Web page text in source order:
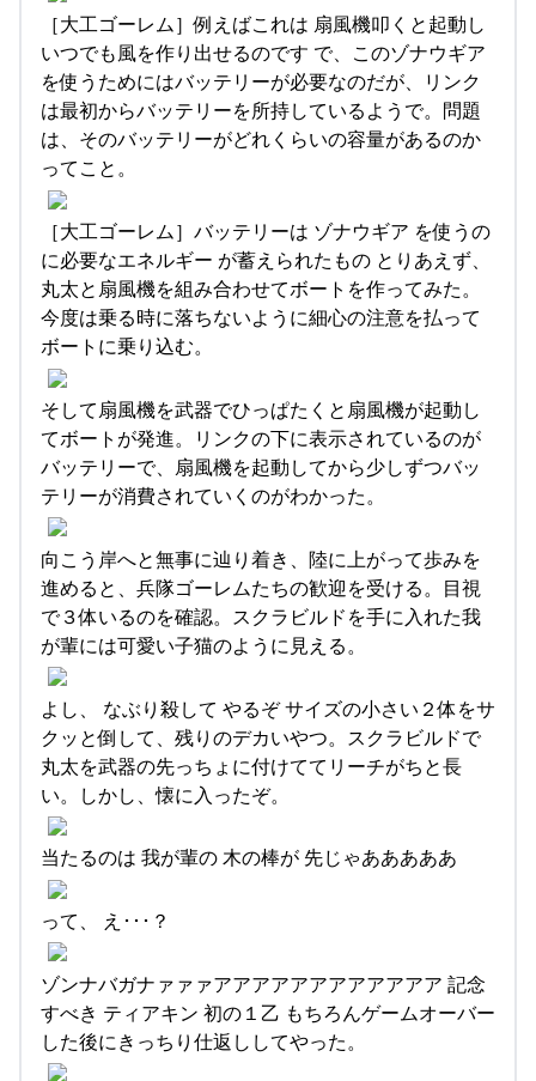
［大工ゴーレム］例えばこれは 扇風機叩くと起動し
いつでも風を作り出せるのです で、このゾナウギア
を使うためにはバッテリーが必要なのだが、リンク
は最初からバッテリーを所持しているようで。問題
は、そのバッテリーがどれくらいの容量があるのか
ってこと。
［大工ゴーレム］バッテリーは ゾナウギア を使うの
に必要なエネルギー が蓄えられたもの とりあえず、
丸太と扇風機を組み合わせてボートを作ってみた。
今度は乗る時に落ちないように細心の注意を払って
ボートに乗り込む。
そして扇風機を武器でひっぱたくと扇風機が起動し
てボートが発進。リンクの下に表示されているのが
バッテリーで、扇風機を起動してから少しずつバッ
テリーが消費されていくのがわかった。
向こう岸へと無事に辿り着き、陸に上がって歩みを
進めると、兵隊ゴーレムたちの歓迎を受ける。目視
で３体いるのを確認。スクラビルドを手に入れた我
が輩には可愛い子猫のように見える。
よし、 なぶり殺して やるぞ サイズの小さい２体をサ
クッと倒して、残りのデカいやつ。スクラビルドで
丸太を武器の先っちょに付けててリーチがちと長
い。しかし、懐に入ったぞ。
当たるのは 我が輩の 木の棒が 先じゃあああああ
って、 え･･･？
ゾンナバガナァァァアアアアアアアアアアアア 記念
すべき ティアキン 初の１乙 もちろんゲームオーバー
した後にきっちり仕返ししてやった。